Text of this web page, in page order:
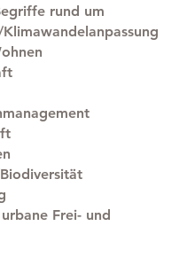
rund um
Frei- und